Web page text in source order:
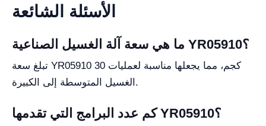
الأسئلة الشائعة
ما هي سعة آلة الغسيل الصناعية YR05910؟
تبلغ سعة YR05910 30 كجم، مما يجعلها مناسبة لعمليات
الغسيل المتوسطة إلى الكبيرة.
كم عدد البرامج التي تقدمها YR05910؟